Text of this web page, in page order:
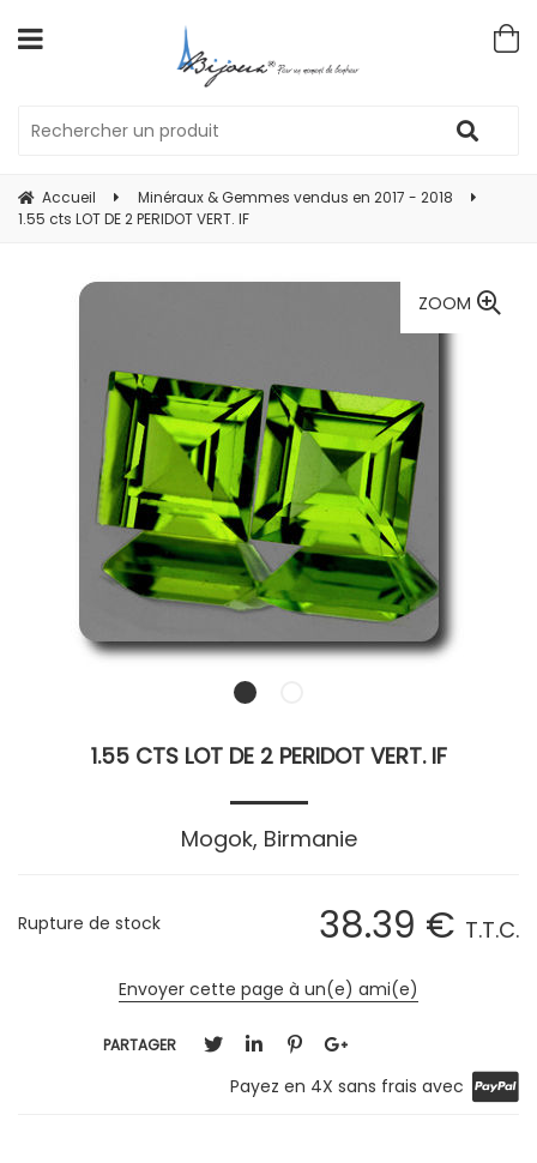
Accueil
Minéraux & Gemmes vendus en 2017 - 2018
1.55 cts LOT DE 2 PERIDOT VERT. IF
ZOOM
1.55 CTS LOT DE 2 PERIDOT VERT. IF
Mogok, Birmanie
38.39 € T.T.C.
Rupture de stock
Envoyer cette page à un(e) ami(e)
PARTAGER
Payez en 4X sans frais avec